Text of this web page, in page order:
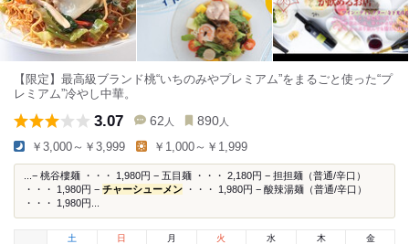
【限定】最高級ブランド桃“いちのみやプレミアム”をまるごと使った“プ
レミアム”冷やし中華。
3.07 62 人 890 人
￥3,000～￥3,999 ￥1,000～￥1,999
...− 桃谷樓麺 ・・・ 1,980円 − 五目麺 ・・・ 2,180円 − 担担麺（普通/辛口）
・・・ 1,980円 − チャーシューメン ・・・ 1,980円 − 酸辣湯麺（普通/辛口）
・・・ 1,980円...
土
日 月 火 水 木 金